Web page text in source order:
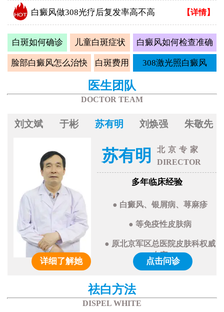
白癜风做308光疗后复发率高不高 【详情】
白斑如何确诊 儿童白斑症状 白癜风如何检查准确
脸部白癜风怎么治快 白斑费用 308激光照白癜风
医生团队
DOCTOR TEAM
刘文斌 于彬 苏有明 刘焕强 朱敬先
苏有明
北京专家
DIRECTOR
多年临床经验
● 白癜风、银屑病、荨麻疹
● 等免疫性皮肤病
● 原北京军区总医院皮肤科权威
专家
详细了解她 点击问诊
祛白方法
DISPEL WHITE